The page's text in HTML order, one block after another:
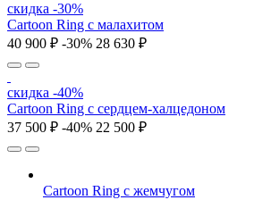
скидка -30%
Cartoon Ring с малахитом
40 900 ₽ -30% 28 630 ₽
скидка -40%
Cartoon Ring с сердцем-халцедоном
37 500 ₽ -40% 22 500 ₽
Cartoon Ring с жемчугом